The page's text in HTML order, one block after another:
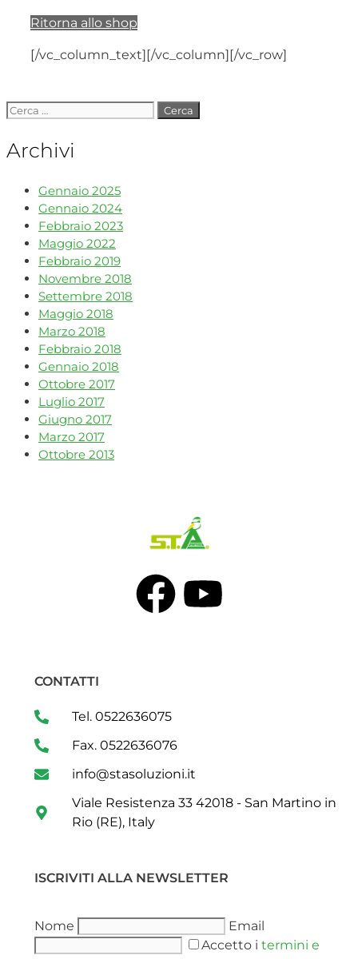
Ritorna allo shop
[/vc_column_text][/vc_column][/vc_row]
Archivi
Gennaio 2025
Gennaio 2024
Febbraio 2023
Maggio 2022
Febbraio 2019
Novembre 2018
Settembre 2018
Maggio 2018
Marzo 2018
Febbraio 2018
Gennaio 2018
Ottobre 2017
Luglio 2017
Giugno 2017
Marzo 2017
Ottobre 2013
CONTATTI
Tel. 0522636075
Fax. 0522636076
info@stasoluzioni.it
Viale Resistenza 33 42018 - San Martino in
Rio (RE), Italy
ISCRIVITI ALLA NEWSLETTER
Nome
Email
Accetto i termini e